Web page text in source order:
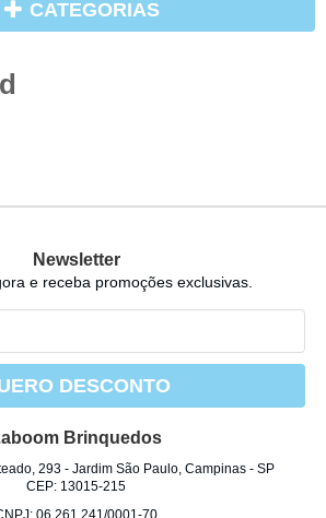
CATEGORIAS
Newsletter
e receba promoções exclusivas.
DESCONTO
Brinquedos
293- Jardim São Paulo, Campinas- SP
CEP: 13015-215
06.261.241/0001-70